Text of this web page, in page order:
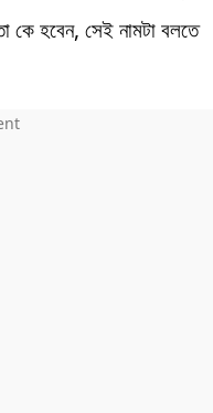
কে হবেন, সেই নামটা বলতে